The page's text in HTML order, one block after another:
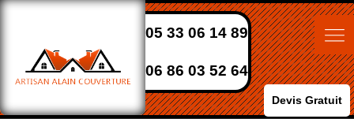
05 33 06 14 89
06 86 03 52 64
Devis Gratuit